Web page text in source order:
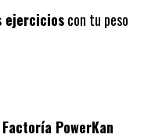
ejercicioscon tu peso
PowerKan